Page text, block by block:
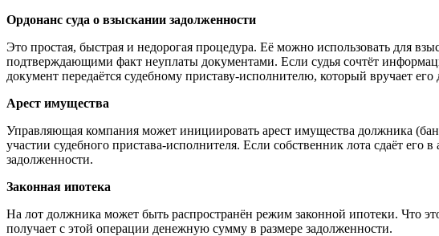
Ордонанс суда о взыскании задолженности
Это простая, быстрая и недорогая процедура. Её можно использовать для
подтверждающими факт неуплаты документами. Если судья сочтёт
документ передаётся судебному приставу-исполнителю, который вручает
Арест имущества
Управляющая компания может инициировать арест имущества должника
участии судебного пристава-исполнителя. Если собственник лота сдаёт
задолженности.
Законная ипотека
На лот должника может быть распространён режим законной ипотеки. Что
получает с этой операции денежную сумму в размере задолженности.